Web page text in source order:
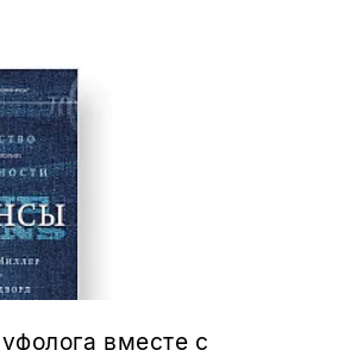
вместе с
на рассылку
временно